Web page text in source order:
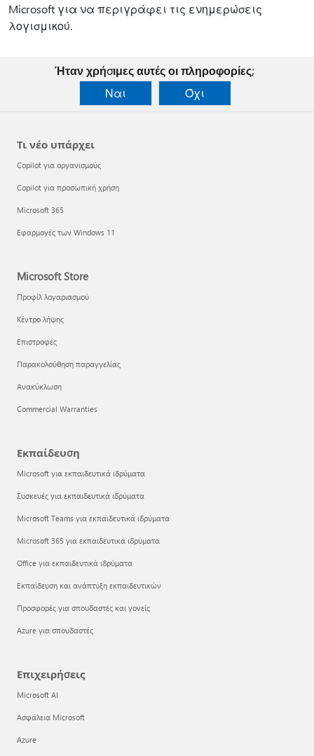
Microsoft για να περιγράφει τις ενημερώσεις
λογισμικού.
Ήταν χρήσιμες αυτές οι πληροφορίες;
Ναι
Όχι
Τι νέο υπάρχει
Copilot για οργανισμούς
Copilot για προσωπική χρήση
Microsoft 365
Εφαρμογές των Windows 11
Microsoft Store
Προφίλ λογαριασμού
Κέντρο λήψης
Επιστροφές
Παρακολούθηση παραγγελίας
Ανακύκλωση
Commercial Warranties
Εκπαίδευση
Microsoft για εκπαιδευτικά ιδρύματα
Συσκευές για εκπαιδευτικά ιδρύματα
Microsoft Teams για εκπαιδευτικά ιδρύματα
Microsoft 365 για εκπαιδευτικά ιδρύματα
Office για εκπαιδευτικά ιδρύματα
Εκπαίδευση και ανάπτυξη εκπαιδευτικών
Προσφορές για σπουδαστές και γονείς
Azure για σπουδαστές
Επιχειρήσεις
Microsoft AI
Ασφάλεια Microsoft
Azure